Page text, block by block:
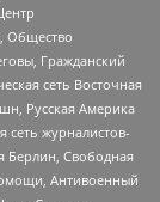
Общество
Гражданский
сеть Восточная
Русская Америка
сеть журналистов-
Берлин, Свободная
Антивоенный